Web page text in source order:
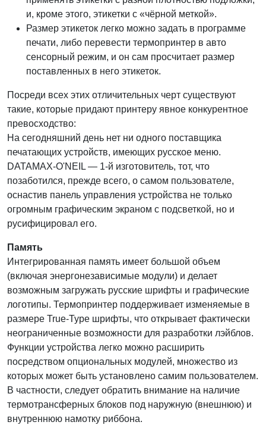
и, кроме этого, этикетки с «чёрной меткой».
Размер этикеток легко можно задать в программе
печати, либо перевести термопринтер в авто
сенсорный режим, и он сам просчитает размер
поставленных в него этикеток.
Посреди всех этих отличительных черт существуют
такие, которые придают принтеру явное конкурентное
превосходство:
На сегодняшний день нет ни одного поставщика
печатающих устройств, имеющих русское меню.
DATAMAX-O'NEIL — 1-й изготовитель, тот, что
позаботился, прежде всего, о самом пользователе,
оснастив панель управления устройства не только
огромным графическим экраном с подсветкой, но и
русифицировал его.
Память
Интегрированная память имеет большой объем
(включая энергонезависимые модули) и делает
возможным загружать русские шрифты и графические
логотипы. Термопринтер поддерживает изменяемые в
размере True-Type шрифты, что открывает фактически
неограниченные возможности для разработки лэйблов.
Функции устройства легко можно расширить
посредством опциональных модулей, множество из
которых может быть установлено самим пользователем.
В частности, следует обратить внимание на наличие
термотрансферных блоков под наружную (внешнюю) и
внутреннюю намотку риббона.